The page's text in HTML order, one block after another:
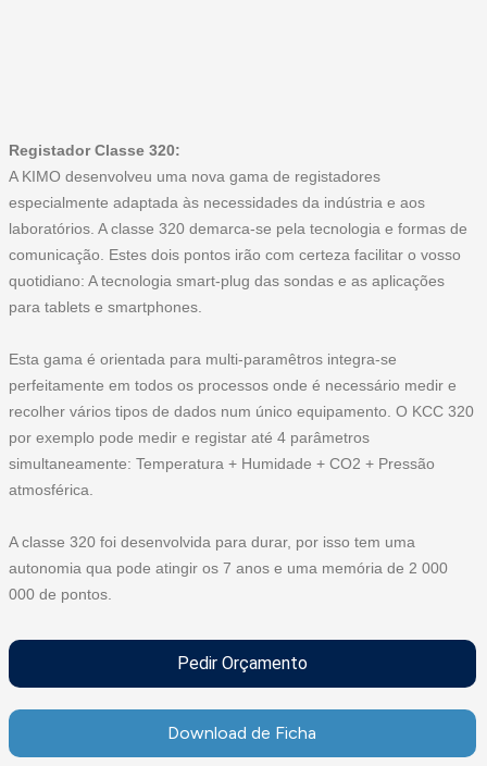
Registador Classe 320:
A KIMO desenvolveu uma nova gama de registadores
especialmente adaptada às necessidades da indústria e aos
laboratórios. A classe 320 demarca-se pela tecnologia e formas de
comunicação. Estes dois pontos irão com certeza facilitar o vosso
quotidiano: A tecnologia smart-plug das sondas e as aplicações
para tablets e smartphones.
Esta gama é orientada para multi-paramêtros integra-se
perfeitamente em todos os processos onde é necessário medir e
recolher vários tipos de dados num único equipamento. O KCC 320
por exemplo pode medir e registar até 4 parâmetros
simultaneamente: Temperatura + Humidade + CO2 + Pressão
atmosférica.
A classe 320 foi desenvolvida para durar, por isso tem uma
autonomia qua pode atingir os 7 anos e uma memória de 2 000
000 de pontos.
Pedir Orçamento
Download de Ficha